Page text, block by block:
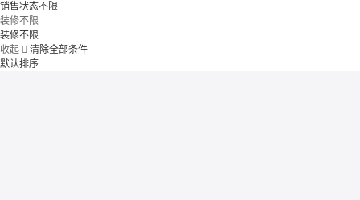
销售状态不限
装修不限
装修不限
收起  清除全部条件
默认排序